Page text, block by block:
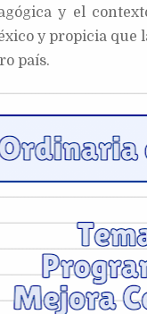
y el
y propicia que
país.